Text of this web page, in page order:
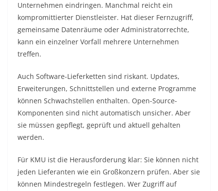
Unternehmen eindringen. Manchmal reicht ein
kompromittierter Dienstleister. Hat dieser Fernzugriff,
gemeinsame Datenräume oder Administratorrechte,
kann ein einzelner Vorfall mehrere Unternehmen
treffen.
Auch Software-Lieferketten sind riskant. Updates,
Erweiterungen, Schnittstellen und externe Programme
können Schwachstellen enthalten. Open-Source-
Komponenten sind nicht automatisch unsicher. Aber
sie müssen gepflegt, geprüft und aktuell gehalten
werden.
Für KMU ist die Herausforderung klar: Sie können nicht
jeden Lieferanten wie ein Großkonzern prüfen. Aber sie
können Mindestregeln festlegen. Wer Zugriff auf